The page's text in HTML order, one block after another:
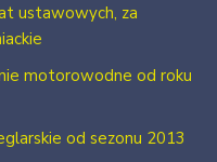
ustawowych, za
motorowodne od roku
od sezonu 2013